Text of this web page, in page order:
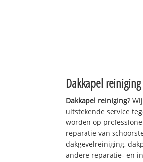
Dakkapel reiniging
Dakkapel reiniging?
uitstekende service
worden op
reparatie van
dakgevelreiniging,
andere reparatie- en